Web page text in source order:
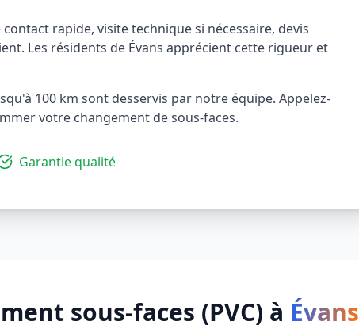
rapide, visite technique si nécessaire, devis
Les résidents de Évans apprécient cette rigueur et
100 km sont desservis par notre équipe. Appelez-
votre changement de sous-faces.
Garantie qualité
sous-faces (PVC) à Évans